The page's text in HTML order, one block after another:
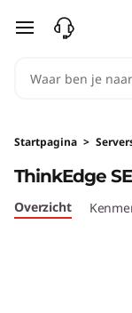
T
n
k
E
Ga naar de
Startpagina >
ThinkEdge
Overzicht